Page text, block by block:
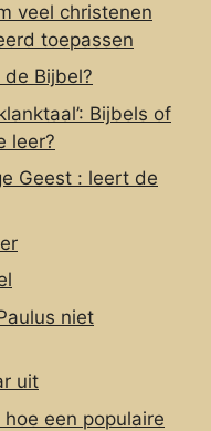
veel christenen
toepassen
Bijbel?
Bijbels of
leer?
Geest : leert de
niet
uit
een populaire